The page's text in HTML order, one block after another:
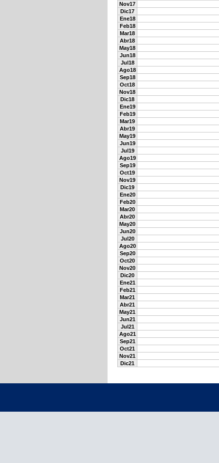
Nov17
Dic17
Ene18
Feb18
Mar18
Abr18
May18
Jun18
Jul18
Ago18
Sep18
Oct18
Nov18
Dic18
Ene19
Feb19
Mar19
Abr19
May19
Jun19
Jul19
Ago19
Sep19
Oct19
Nov19
Dic19
Ene20
Feb20
Mar20
Abr20
May20
Jun20
Jul20
Ago20
Sep20
Oct20
Nov20
Dic20
Ene21
Feb21
Mar21
Abr21
May21
Jun21
Jul21
Ago21
Sep21
Oct21
Nov21
Dic21